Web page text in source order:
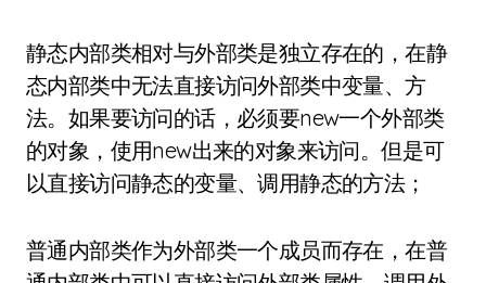
静态内部类相对与外部类是独立存在的，在静
态内部类中无法直接访问外部类中变量、方
法。如果要访问的话，必须要new一个外部类
的对象，使用new出来的对象来访问。但是可
以直接访问静态的变量、调用静态的方法；
普通内部类作为外部类一个成员而存在，在普